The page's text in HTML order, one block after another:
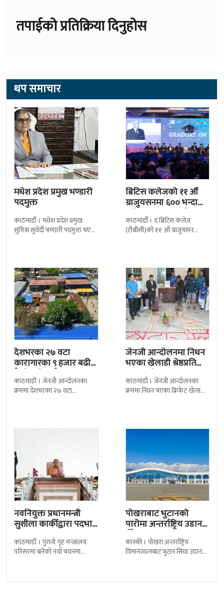
तपाईको प्रतिक्रिया दिनुहोस
थप समाचार
मधेश प्रदेश प्रमुख भण्डारी
पदमुक्त
काठमाडौं । मधेश प्रदेश प्रमुख
सुमित्रा सुवेदी भण्डारी पदमुक्त भएकी
ब्रिटिस कलेजको ११ औँ
ग्राजुयसनमा ६०० भन्दा
बढी ग्राजुयट सम्मानित
काठमाडौँ । द ब्रिटिस कलेज
(टीबीसी)को ११ औं ग्राजुयसन
देशभरका २७ वटा
कारागारका ९ हजार बढी
कैदीबन्दी अझै फरार
काठमाडौं । जेनजी आन्दोलनका
क्रममा देशभरका २७ वटा
जेनजी आन्दोलनमा निधन
भएका खेलाडी श्रेष्ठप्रति
श्रद्धाञ्जली
काठमाडौं । जेनजी आन्दोलनका
क्रममा निधन भएका क्रिकेट खेलाडी
नवनियुक्त प्रधानमन्त्री
सुशीला कार्कीद्वारा पदभार
काठमाडौं । पुरानो गृह मन्त्रालय
परिसरमा बनेको नयाँ भवनमा
नवनियुक्त
पोखराबाट भुटानको
पारोमा अन्तर्राष्ट्रिय उडान
हुँदै
कास्की । पोखरा अन्तर्राष्ट्रिय
विमानस्थलबाट भुटान सिधा उडान
लागेको हो